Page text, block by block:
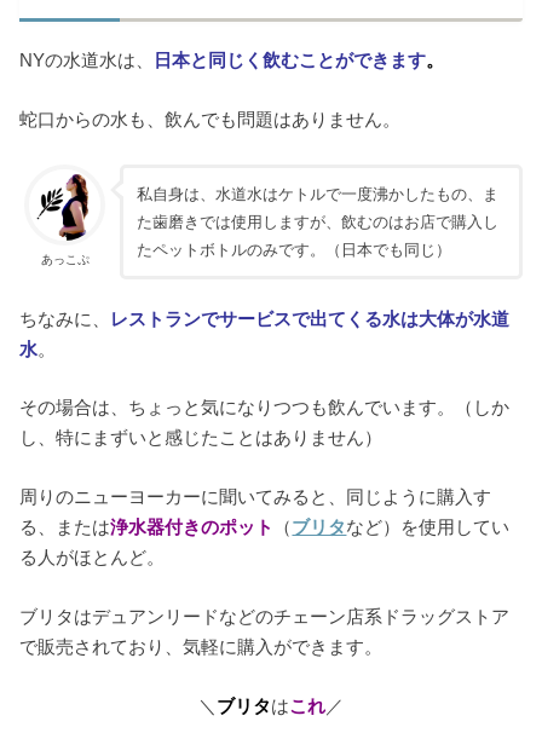
NYの水道水は、 日本と同じく飲むことができます。
蛇口からの水も、飲んでも問題はありません。
あっこぷ
私自身は、水道水はケトルで一度沸かしたもの、ま
た歯磨きでは使用しますが、飲むのはお店で購入し
たペットボトルのみです。（日本でも同じ）
ちなみに、 レストランでサービスで出てくる水は大体が水道
水。
その場合は、ちょっと気になりつつも飲んでいます。（しか
し、特にまずいと感じたことはありません）
周りのニューヨーカーに聞いてみると、同じように購入す
る、または浄水器付きのポット （ブリタなど）を使用してい
る人がほとんど。
ブリタはデュアンリードなどのチェーン店系ドラッグストア
で販売されており、気軽に購入ができます。
＼ ブリタはこれ／